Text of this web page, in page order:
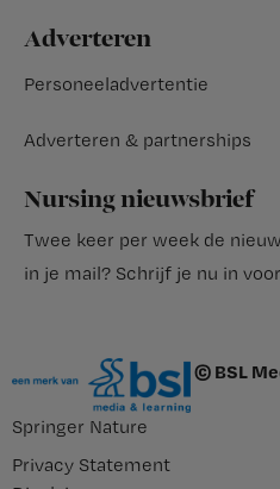
Adverteren
Personeeladvertentie
Adverteren & partnerships
Nursing nieuwsbrief
Twee keer per week de
in je mail? Schrijf je nu in
© BSL
Springer Nature
Privacy Statement